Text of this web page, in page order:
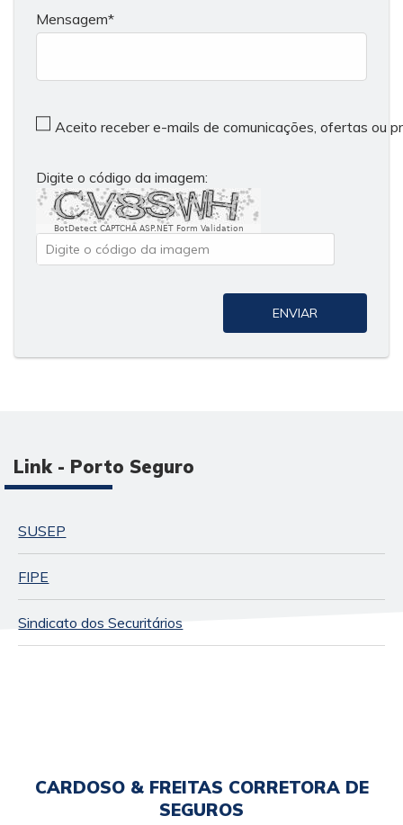
Mensagem
Aceito receber e-mails de comunicações, ofertas ou
Digite o código da imagem:
BotDetect CAPTCHA ASP.NET Form Validation
ENVIAR
Link - Porto Seguro
SUSEP
FIPE
Sindicato dos Securitários
CARDOSO & FREITAS CORRETORA DE
SEGUROS